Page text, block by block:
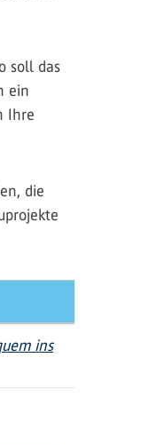
soll das
ein
Ihre
die
ins